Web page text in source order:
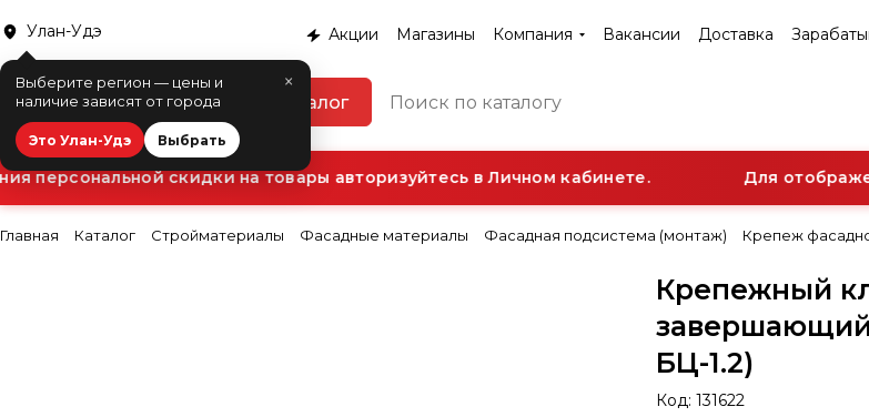
Улан-Удэ
×
Выберите регион — цены и
наличие зависят от города
Это Улан-Удэ Выбрать
Акции Магазины Компания Вакансии Доставка
Каталог
персональной скидки на товары авторизуйтесь в Личном кабинете. Для
Главная Каталог Стройматериалы Фасадные материалы Фасадная подсистема (монтаж) Крепеж
Крепежный
завершающий
БЦ-1.2)
Код:131622